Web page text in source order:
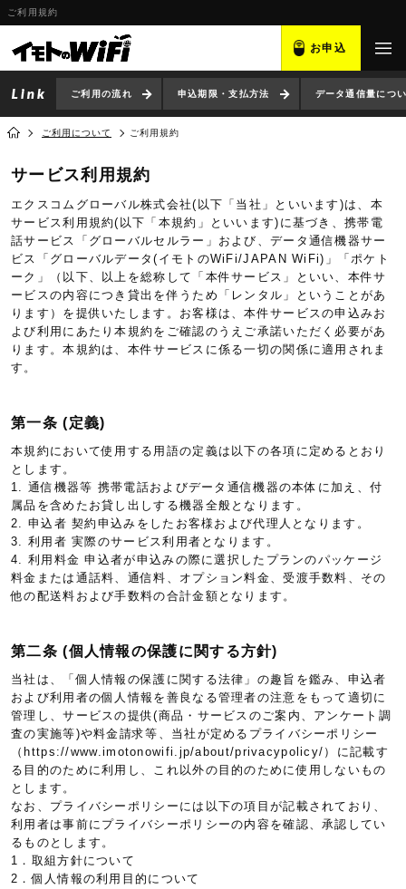
ご利用規約
お申込
ご利用の流れ 申込期限・支払方法 データ通信量につ
ご利用について ご利用規約
サービス利用規約
エクスコムグローバル株式会社(以下「当社」といいます)は、本
サービス利用規約(以下「本規約」といいます)に基づき、携帯電
話サービス「グローバルセルラー」および、データ通信機器サー
ビス「グローバルデータ(イモトのWiFi/JAPAN WiFi)」「ポケト
ーク」（以下、以上を総称して「本件サービス」といい、本件サ
ービスの内容につき貸出を伴うため「レンタル」ということがあ
ります）を提供いたします。お客様は、本件サービスの申込みお
よび利用にあたり本規約をご確認のうえご承諾いただく必要があ
ります。本規約は、本件サービスに係る一切の関係に適用されま
す。
第一条 (定義)
本規約において使用する用語の定義は以下の各項に定めるとおり
とします。
1. 通信機器等 携帯電話およびデータ通信機器の本体に加え、付
属品を含めたお貸し出しする機器全般となります。
2. 申込者 契約申込みをしたお客様および代理人となります。
3. 利用者 実際のサービス利用者となります。
4. 利用料金 申込者が申込みの際に選択したプランのパッケージ
料金または通話料、通信料、オプション料金、受渡手数料、その
他の配送料および手数料の合計金額となります。
第二条 (個人情報の保護に関する方針)
当社は、「個人情報の保護に関する法律」の趣旨を鑑み、申込者
および利用者の個人情報を善良なる管理者の注意をもって適切に
管理し、サービスの提供(商品・サービスのご案内、アンケート調
査の実施等)や料金請求等、当社が定めるプライバシーポリシー
（https://www.imotonowifi.jp/about/privacypolicy/）に記載す
る目的のために利用し、これ以外の目的のために使用しないもの
とします。
なお、プライバシーポリシーには以下の項目が記載されており、
利用者は事前にプライバシーポリシーの内容を確認、承認してい
るものとします。
1．取組方針について
2．個人情報の利用目的について